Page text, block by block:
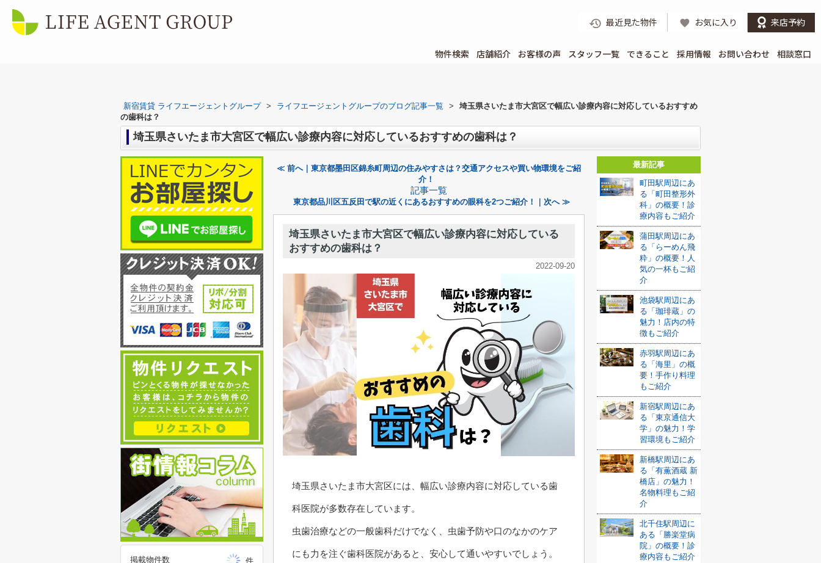
最近見た物件 お気に入り 来店予約
物件検索 店舗紹介 お客様の声 スタッフ一覧 できること 採用情報 お問い合わせ 相談窓口
新宿賃貸 ライフエージェントグループ > ライフエージェントグループのブログ記事一覧 >
埼玉県さいたま市大宮区で幅広い診療内容に対応しているおすすめ
の歯科は？
埼玉県さいたま市大宮区で幅広い診療内容に対応しているおすすめの歯科は？
≪ 前へ｜東京都墨田区錦糸町周辺の住みやすさは？交通アクセスや買い物環境をご紹
介！
記事一覧
東京都品川区五反田で駅の近くにあるおすすめの眼科を2つご紹介！｜次へ ≫
埼玉県さいたま市大宮区で幅広い診療内容に対応している
おすすめの歯科は？
2022-09-20
埼玉県さいたま市大宮区には、幅広い診療内容に対応している歯
科医院が多数存在しています。
虫歯治療などの一般歯科だけでなく、虫歯予防や口のなかのケア
にも力を注ぐ歯科医院があると、安心して通いやすいでしょう。
最新記事
町田駅周辺にあ
る「町田整形外
科」の概要！診
療内容もご紹介
蒲田駅周辺にあ
る「らーめん飛
粋」の概要！人
気の一杯もご紹
介
池袋駅周辺にあ
る「珈琲蔵」の
魅力！店内の特
徴もご紹介
赤羽駅周辺にあ
る「海里」の概
要！手作り料理
もご紹介
新宿駅周辺にあ
る「東京通信大
学」の魅力！学
習環境もご紹介
新橋駅周辺にあ
る「有薫酒蔵 新
橋店」の魅力！
名物料理もご紹
介
北千住駅周辺に
ある「勝楽堂病
院」の概要！診
療内容もご紹介
掲載物件数
件